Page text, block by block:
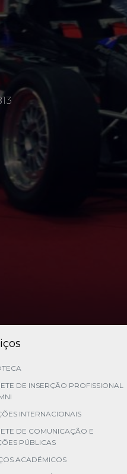
DE INSERÇÃO PROFISSIONAL
INTERNACIONAIS
DE COMUNICAÇÃO E
PÚBLICAS
ACADÉMICOS